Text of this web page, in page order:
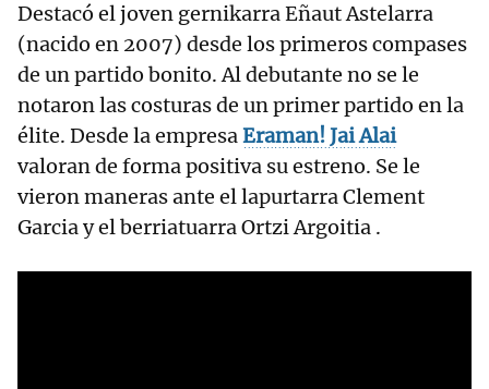
Destacó el joven gernikarra Eñaut Astelarra
(nacido en 2007) desde los primeros compases
de un partido bonito. Al debutante no se le
notaron las costuras de un primer partido en la
élite. Desde la empresaEraman! Jai Alai
valoran de forma positiva su estreno. Se le
vieron maneras ante el lapurtarra Clement
Garcia y el berriatuarra Ortzi Argoitia .